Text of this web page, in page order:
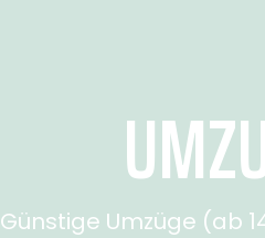
Günstige Umzüge (ab